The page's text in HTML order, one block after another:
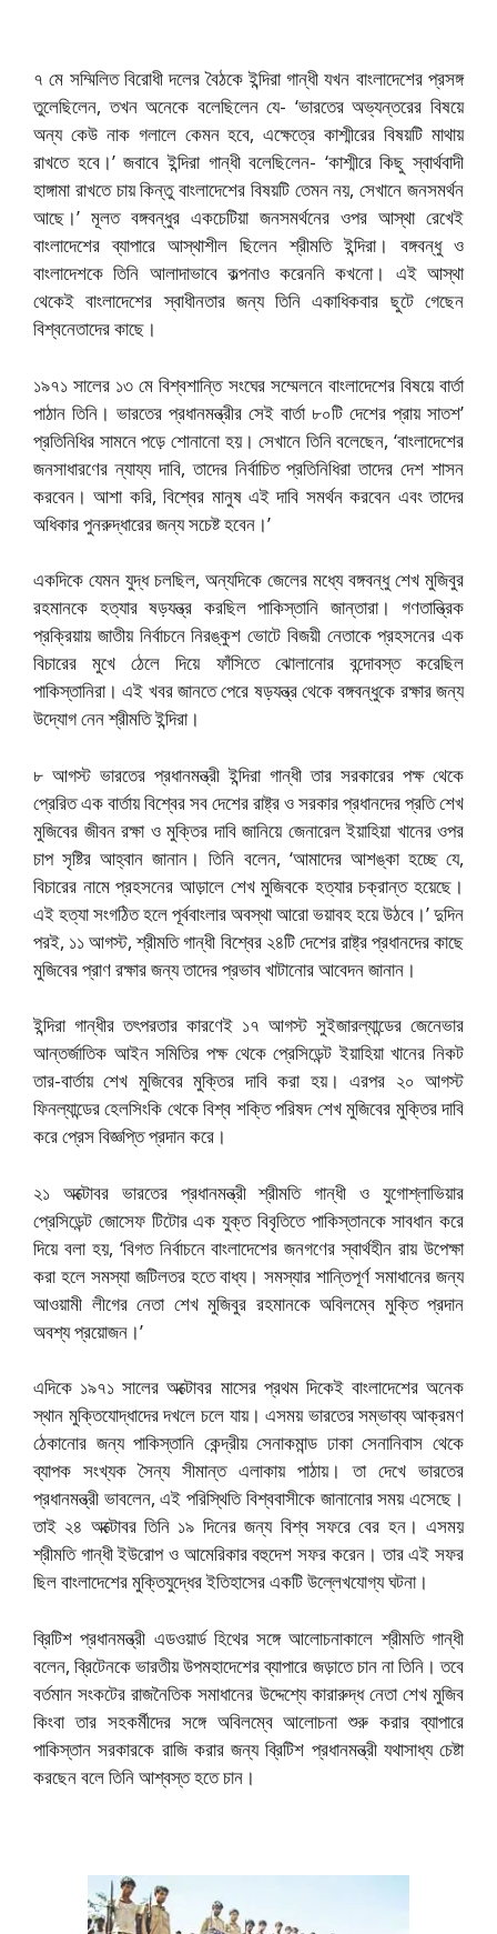
৭ মে সম্মিলিত বিরোধী দলের বৈঠকে ইন্দিরা গান্ধী যখন বাংলাদেশের প্রসঙ্গ
তুলেছিলেন, তখন অনেকে বলেছিলেন যে- ‘ভারতের অভ্যন্তরের বিষয়ে
অন্য কেউ নাক গলালে কেমন হবে, এক্ষেত্রে কাশ্মীরের বিষয়টি মাথায়
রাখতে হবে।’ জবাবে ইন্দিরা গান্ধী বলেছিলেন- ‘কাশ্মীরে কিছু স্বার্থবাদী
হাঙ্গামা রাখতে চায় কিন্তু বাংলাদেশের বিষয়টি তেমন নয়, সেখানে জনসমর্থন
আছে।’ মূলত বঙ্গবন্ধুর একচেটিয়া জনসমর্থনের ওপর আস্থা রেখেই
বাংলাদেশের ব্যাপারে আস্থাশীল ছিলেন শ্রীমতি ইন্দিরা। বঙ্গবন্ধু ও
বাংলাদেশকে তিনি আলাদাভাবে কল্পনাও করেননি কখনো। এই আস্থা
থেকেই বাংলাদেশের স্বাধীনতার জন্য তিনি একাধিকবার ছুটে গেছেন
বিশ্বনেতাদের কাছে।
১৯৭১ সালের ১৩ মে বিশ্বশান্তি সংঘের সম্মেলনে বাংলাদেশের বিষয়ে বার্তা
পাঠান তিনি। ভারতের প্রধানমন্ত্রীর সেই বার্তা ৮০টি দেশের প্রায় সাতশ’
প্রতিনিধির সামনে পড়ে শোনানো হয়। সেখানে তিনি বলেছেন, ‘বাংলাদেশের
জনসাধারণের ন্যায্য দাবি, তাদের নির্বাচিত প্রতিনিধিরা তাদের দেশ শাসন
করবেন। আশা করি, বিশ্বের মানুষ এই দাবি সমর্থন করবেন এবং তাদের
অধিকার পুনরুদ্ধারের জন্য সচেষ্ট হবেন।’
একদিকে যেমন যুদ্ধ চলছিল, অন্যদিকে জেলের মধ্যে বঙ্গবন্ধু শেখ মুজিবুর
রহমানকে হত্যার ষড়যন্ত্র করছিল পাকিস্তানি জান্তারা। গণতান্ত্রিক
প্রক্রিয়ায় জাতীয় নির্বাচনে নিরঙ্কুশ ভোটে বিজয়ী নেতাকে প্রহসনের এক
বিচারের মুখে ঠেলে দিয়ে ফাঁসিতে ঝোলানোর বন্দোবস্ত করেছিল
পাকিস্তানিরা। এই খবর জানতে পেরে ষড়যন্ত্র থেকে বঙ্গবন্ধুকে রক্ষার জন্য
উদ্যোগ নেন শ্রীমতি ইন্দিরা।
৮ আগস্ট ভারতের প্রধানমন্ত্রী ইন্দিরা গান্ধী তার সরকারের পক্ষ থেকে
প্রেরিত এক বার্তায় বিশ্বের সব দেশের রাষ্ট্র ও সরকার প্রধানদের প্রতি শেখ
মুজিবের জীবন রক্ষা ও মুক্তির দাবি জানিয়ে জেনারেল ইয়াহিয়া খানের ওপর
চাপ সৃষ্টির আহ্বান জানান। তিনি বলেন, ‘আমাদের আশঙ্কা হচ্ছে যে,
বিচারের নামে প্রহসনের আড়ালে শেখ মুজিবকে হত্যার চক্রান্ত হয়েছে।
এই হত্যা সংগঠিত হলে পূর্ববাংলার অবস্থা আরো ভয়াবহ হয়ে উঠবে।’ দুদিন
পরই, ১১ আগস্ট, শ্রীমতি গান্ধী বিশ্বের ২৪টি দেশের রাষ্ট্র প্রধানদের কাছে
মুজিবের প্রাণ রক্ষার জন্য তাদের প্রভাব খাটানোর আবেদন জানান।
ইন্দিরা গান্ধীর তৎপরতার কারণেই ১৭ আগস্ট সুইজারল্যান্ডের জেনেভার
আন্তর্জাতিক আইন সমিতির পক্ষ থেকে প্রেসিডেন্ট ইয়াহিয়া খানের নিকট
তার-বার্তায় শেখ মুজিবের মুক্তির দাবি করা হয়। এরপর ২০ আগস্ট
ফিনল্যান্ডের হেলসিংকি থেকে বিশ্ব শক্তি পরিষদ শেখ মুজিবের মুক্তির দাবি
করে প্রেস বিজ্ঞপ্তি প্রদান করে।
২১ অক্টোবর ভারতের প্রধানমন্ত্রী শ্রীমতি গান্ধী ও যুগোশ্লাভিয়ার
প্রেসিডেন্ট জোসেফ টিটোর এক যুক্ত বিবৃতিতে পাকিস্তানকে সাবধান করে
দিয়ে বলা হয়, ‘বিগত নির্বাচনে বাংলাদেশের জনগণের স্বার্থহীন রায় উপেক্ষা
করা হলে সমস্যা জটিলতর হতে বাধ্য। সমস্যার শান্তিপূর্ণ সমাধানের জন্য
আওয়ামী লীগের নেতা শেখ মুজিবুর রহমানকে অবিলম্বে মুক্তি প্রদান
অবশ্য প্রয়োজন।’
এদিকে ১৯৭১ সালের অক্টোবর মাসের প্রথম দিকেই বাংলাদেশের অনেক
স্থান মুক্তিযোদ্ধাদের দখলে চলে যায়। এসময় ভারতের সম্ভাব্য আক্রমণ
ঠেকানোর জন্য পাকিস্তানি কেন্দ্রীয় সেনাকমান্ড ঢাকা সেনানিবাস থেকে
ব্যাপক সংখ্যক সৈন্য সীমান্ত এলাকায় পাঠায়। তা দেখে ভারতের
প্রধানমন্ত্রী ভাবলেন, এই পরিস্থিতি বিশ্ববাসীকে জানানোর সময় এসেছে।
তাই ২৪ অক্টোবর তিনি ১৯ দিনের জন্য বিশ্ব সফরে বের হন। এসময়
শ্রীমতি গান্ধী ইউরোপ ও আমেরিকার বহুদেশ সফর করেন। তার এই সফর
ছিল বাংলাদেশের মুক্তিযুদ্ধের ইতিহাসের একটি উল্লেখযোগ্য ঘটনা।
ব্রিটিশ প্রধানমন্ত্রী এডওয়ার্ড হিথের সঙ্গে আলোচনাকালে শ্রীমতি গান্ধী
বলেন, ব্রিটেনকে ভারতীয় উপমহাদেশের ব্যাপারে জড়াতে চান না তিনি। তবে
বর্তমান সংকটের রাজনৈতিক সমাধানের উদ্দেশ্যে কারারুদ্ধ নেতা শেখ মুজিব
কিংবা তার সহকর্মীদের সঙ্গে অবিলম্বে আলোচনা শুরু করার ব্যাপারে
পাকিস্তান সরকারকে রাজি করার জন্য ব্রিটিশ প্রধানমন্ত্রী যথাসাধ্য চেষ্টা
করছেন বলে তিনি আশ্বস্ত হতে চান।